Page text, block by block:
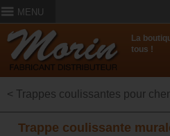
MENU
La
tous !
< Trappes coulissantes pour
Trappe coulissante